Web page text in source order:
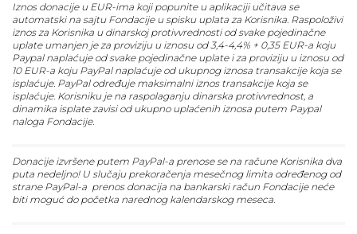
Iznos donacije u EUR-ima koji popunite u aplikaciji učitava se
automatski na sajtu Fondacije u spisku uplata za Korisnika. Raspoloživi
iznos za Korisnika u dinarskoj protivvrednosti od svake pojedinačne
uplate umanjen je za proviziju u iznosu od 3,4-4,4% + 0,35 EUR-a koju
Paypal naplaćuje od svake pojedinačne uplate i za proviziju u iznosu od
10 EUR-a koju PayPal naplaćuje od ukupnog iznosa transakcije koja se
isplaćuje. PayPal određuje maksimalni iznos transakcije koja se
isplaćuje. Korisniku je na raspolaganju dinarska protivvrednost, a
dinamika isplate zavisi od ukupno uplaćenih iznosa putem Paypal
naloga Fondacije.
Donacije izvršene putem PayPal-a prenose se na račune Korisnika dva
puta nedeljno! U slučaju prekoračenja mesečnog limita određenog od
strane PayPal-a prenos donacija na bankarski račun Fondacije neće
biti moguć do početka narednog kalendarskog meseca.